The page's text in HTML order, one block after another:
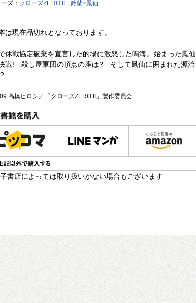
ズ： クローズZERO II 鈴蘭×鳳仙
は現在品切れとなっております。
休戦協定破棄を宣言した的場に激怒した鳴海。始まった鳳仙
戦! 殺し屋軍団の頂点の座は? そして鳳仙に囲まれた源治
高橋ヒロシ／「クローズZERO II」製作委員会
籍で購入
書店によっては取り扱いがない場合もございます